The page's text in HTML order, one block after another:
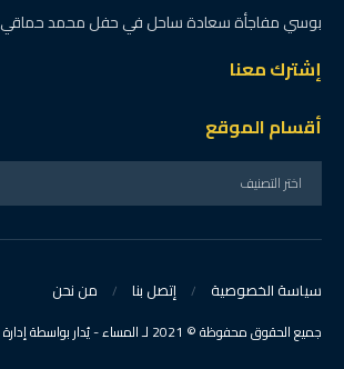
بوسي مفاجأة سعادة ساحل في حفل محمد حماقي
إشترك معنا
أقسام الموقع
سياسة الخصوصية إتصل بنا من نحن
جميع الحقوق محفوظة © 2021 لـ المساء - يُدار بواسطة إدارة التحول الرقمي.